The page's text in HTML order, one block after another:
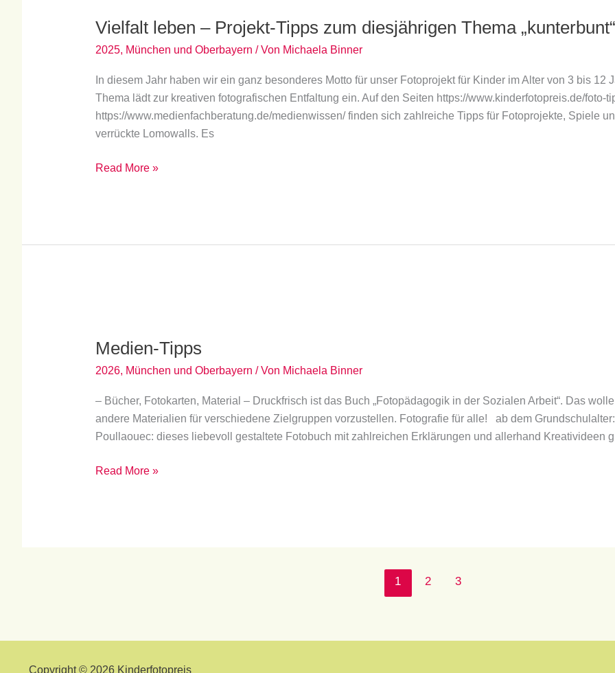
Vielfalt leben – Projekt-Tipps zum diesjährigen Thema „kunterbunt“
2025, München und Oberbayern / Von Michaela Binner
In diesem Jahr haben wir ein ganz besonderes Motto für unser Fotoprojekt für Kinder im Alter von 3 bis 12
Thema lädt zur kreativen fotografischen Entfaltung ein. Auf den Seiten https://www.kinderfotopreis.de/foto-
https://www.medienfachberatung.de/medienwissen/ finden sich zahlreiche Tipps für Fotoprojekte, Spiele
verrückte Lomowalls. Es
–
Projekt-
zum
diesjährigen
Thema
„kunterbunt“
Read More »
Medien-Tipps
2026, München und Oberbayern / Von Michaela Binner
– Bücher, Fotokarten, Material – Druckfrisch ist das Buch „Fotopädagogik in der Sozialen Arbeit“. Das
andere Materialien für verschiedene Zielgruppen vorzustellen. Fotografie für alle! ab dem
Poullaouec: dieses liebevoll gestaltete Fotobuch mit zahlreichen Erklärungen und allerhand Kreativideen
Read More »
1 2 3
Copyright © 2026 Kinderfotopreis